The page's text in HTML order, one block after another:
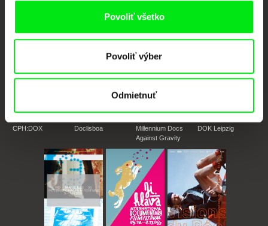
Povoliť všetko
Povoliť výber
Odmietnuť
Členovia Doc Alliance
CPH:DOX Doclisboa
Millennium Docs
Against Gravity
DOK Leipzig